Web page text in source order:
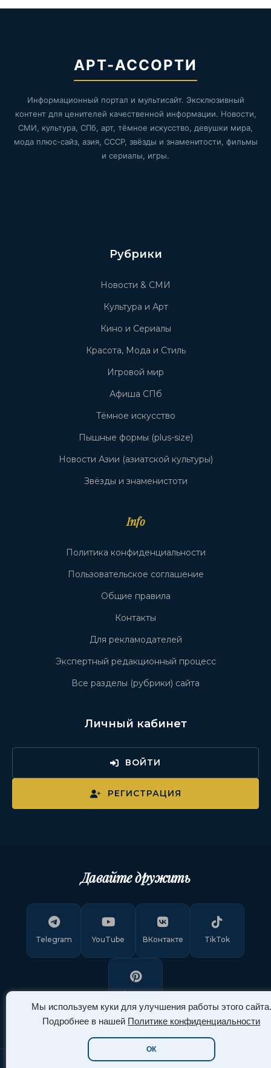
Мы используем куки для улучшения работы этого сайта.
Подробнее в нашей Политике конфиденциальности
ОК
АРТ-АССОРТИ
Информационный портал и мультисайт. Эксклюзивный
контент для ценителей качественной информации. Новости,
СМИ, культура, СПб, арт, тёмное искусство, девушки мира,
мода плюс-сайз, азия, СССР, звёзды и знаменитости, фильмы
и сериалы, игры.
Рубрики
Новости & СМИ
Культура и Арт
Кино и Сериалы
Красота, Мода и Стиль
Игровой мир
Афиша СПб
Тёмное искусство
Пышные формы (plus-size)
Новости Азии (азиатской культуры)
Звёзды и знаменистоти
Info
Политика конфиденциальности
Пользовательское соглашение
Общие правила
Контакты
Для рекламодателей
Экспертный редакционный процесс
Все разделы (рубрики) сайта
Личный кабинет
ВОЙТИ
РЕГИСТРАЦИЯ
Давайте дружить
Telegram YouTube ВКонтакте TikTok
Pinterest